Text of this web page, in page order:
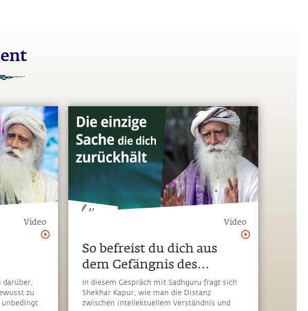
Video
darüber,
zu
unbedingt
Video
So befreist du dich aus
dem Gefängnis des
Verstandes!
In diesem Gespräch mit Sadhguru fragt sich
Shekhar Kapur, wie man die Distanz
zwischen intellektuellem Verständnis und